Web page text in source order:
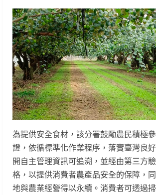
為提供安全食材，該分署鼓勵農民積極
證，依循標準化作業程序，落實臺灣良
開自主管理資訊可追溯，並經由第三方
格，以提供消費者農產品安全的保障，
地與農業經營得以永續。消費者可透過